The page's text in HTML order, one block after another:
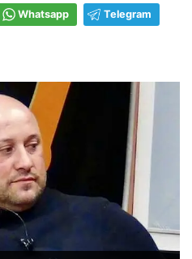
Whatsapp Telegram